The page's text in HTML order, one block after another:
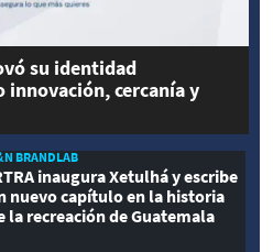
su identidad
cercanía y
BRANDLAB
inaugura Xetulhá y escribe
nuevo capítulo en la historia
la recreación de Guatemala